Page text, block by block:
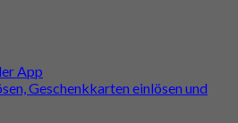
App
Geschenkkarten einlösen und